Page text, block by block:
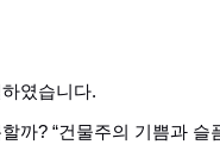
였습니다.
까? “건물주의 기쁨과 슬